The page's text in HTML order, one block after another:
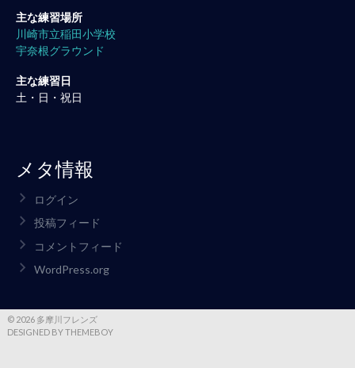
主な練習場所
川崎市立稲田小学校
宇奈根グラウンド
主な練習日
土・日・祝日
メタ情報
ログイン
投稿フィード
コメントフィード
WordPress.org
© 2026 多摩川フレンズ
DESIGNED BY THEMEBOY